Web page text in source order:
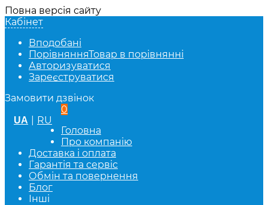
Повна версія сайту
Кабінет
Вподобані
ПорівнянняТовар в порівнянні
Авторизуватися
Зареєструватися
Замовити дзвінок
UA RU
0
Головна
Про компанію
Доставка і оплата
Гарантія та сервіс
Обмін та повернення
Блог
Інші